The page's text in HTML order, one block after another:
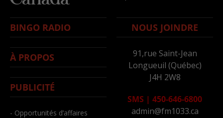
BINGO RADIO
À PROPOS
PUBLICITÉ
- Opportunités d’affaires
NOUS JOINDRE
91,rue Saint-Jean
Longueuil (Québec)
J4H 2W8
SMS | 450-646-6800
admin@fm1033.ca